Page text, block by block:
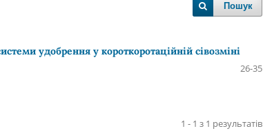
Пошук
удобрення у короткоротаційній сівозміні
26-35
1 - 1 з 1 результатів